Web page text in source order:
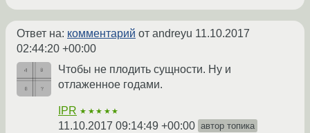
Ответ на: комментарий от andreyu 11.10.2017
02:44:20 +00:00
Чтобы не плодить сущности. Ну и
отлаженное годами.
IPR ★★★★★
11.10.2017 09:14:49 +00:00 автор топика